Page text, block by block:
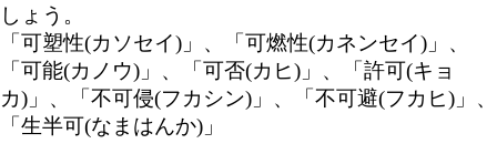
しょう。
「可塑性(カソセイ)」、「可燃性(カネンセイ)」、
「可能(カノウ)」、「可否(カヒ)」、「許可(キョ
カ)」、「不可侵(フカシン)」、「不可避(フカヒ)」、
「生半可(なまはんか)」